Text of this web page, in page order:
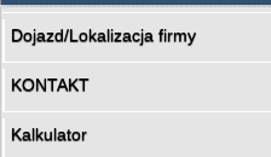
Dojazd/Lokalizacja firmy
KONTAKT
Kalkulator